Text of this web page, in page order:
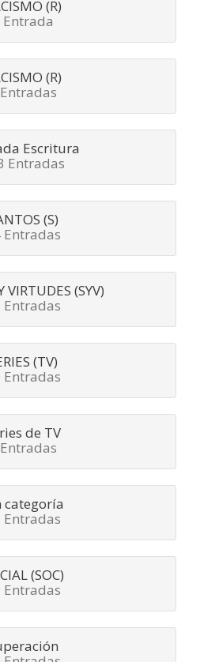
(R)
Entrada
(R)
Escritura
Entradas
(S)
Entradas
VIRTUDES (SYV)
Entradas
(TV)
Entradas
de TV
categoría
Entradas
(SOC)
Entradas